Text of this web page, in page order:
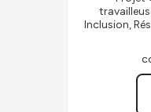
Inclusion,